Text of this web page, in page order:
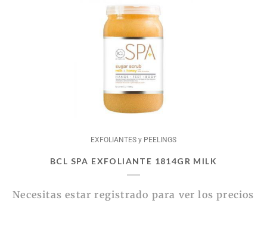
EXFOLIANTES y PEELINGS
BCL SPA EXFOLIANTE 1814GR MILK
Necesitas estar registrado para ver los precios